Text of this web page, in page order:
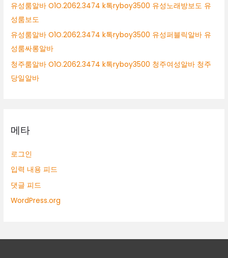
유성룸알바 O1O.2062.3474 k톡ryboy3500 유성노래방보도 유
성룸보도
유성룸알바 O1O.2062.3474 k톡ryboy3500 유성퍼블릭알바 유
성룸싸롱알바
청주룸알바 O1O.2062.3474 k톡ryboy3500 청주여성알바 청주
당일알바
메타
로그인
입력 내용 피드
댓글 피드
WordPress.org